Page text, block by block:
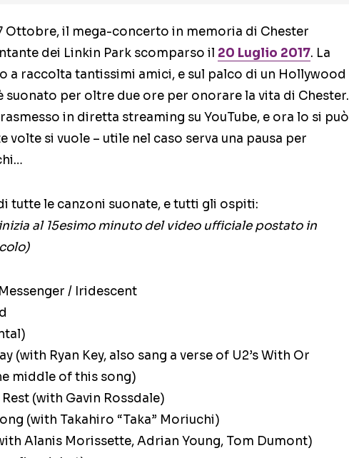
Ottobre, il mega-concerto in memoria di Chester
dei Linkin Park scomparso il 20 Luglio 2017. La
a raccolta tantissimi amici, e sul palco di un Hollywood
suonato per oltre due ore per onorare la vita di Chester.
in diretta streaming su YouTube, e ora lo si può
volte si vuole – utile nel caso serva una pausa per
tutte le canzoni suonate, e tutti gli ospiti:
al 15esimo minuto del video ufficiale postato in
/ Iridescent
(with Ryan Key, also sang a verse of U2’s With Or
middle of this song)
(with Gavin Rossdale)
(with Takahiro “Taka” Moriuchi)
Alanis Morissette, Adrian Young, Tom Dumont)